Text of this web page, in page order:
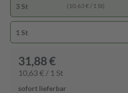
3 St (10,63 € / 1 St)
1 St
31,88 €
10,63 € / 1 St
sofort lieferbar